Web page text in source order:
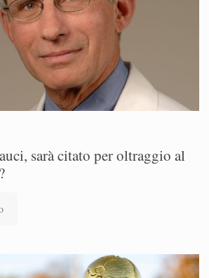
sarà citato per oltraggio al